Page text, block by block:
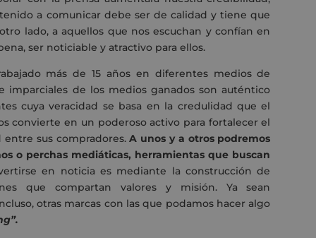
a comunicar debe ser de calidad y tiene que
lado, a aquellos que nos escuchan y confían en
ser noticiable y atractivo para ellos.
más de 15 años en diferentes medios de
imparciales de los medios ganados son auténtico
cuya veracidad se basa en la credulidad que el
convierte en un poderoso activo para fortalecer el
sus compradores. A unos y a otros podremos
o perchas mediáticas, herramientas que buscan
en noticia es mediante la construcción de
que compartan valores y misión. Ya sean
otras marcas con las que podamos hacer algo